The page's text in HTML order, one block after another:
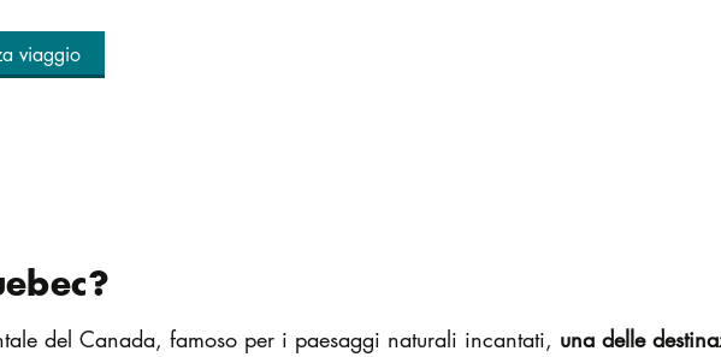
viaggio
del Canada, famoso per i paesaggi naturali incantati, una delle